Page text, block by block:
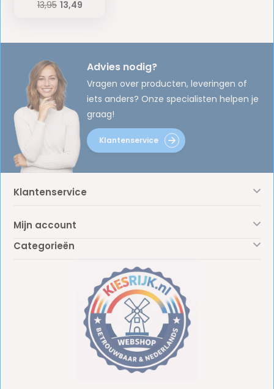
13,95 13,49
Advies nodig?
Vragen over producten, leveringen of
iets anders? Onze specialisten helpen je
graag!
Klantenservice
Klantenservice
Mijn account
Categorieën